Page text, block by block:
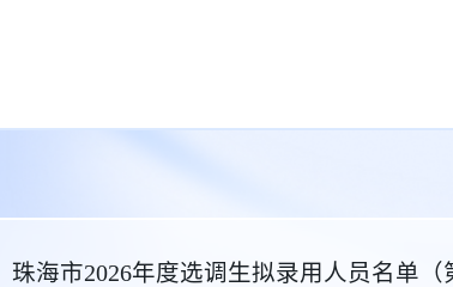
珠海市2026年度选调生拟录用人员名单（